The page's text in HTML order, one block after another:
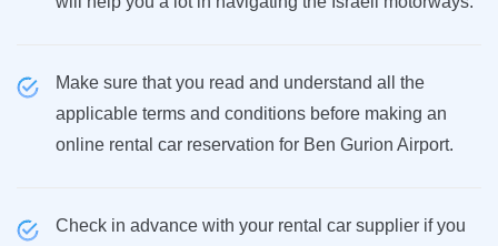
Make sure that you read and understand all the
applicable terms and conditions before making an
online rental car reservation for Ben Gurion Airport.
Check in advance with your rental car supplier if you